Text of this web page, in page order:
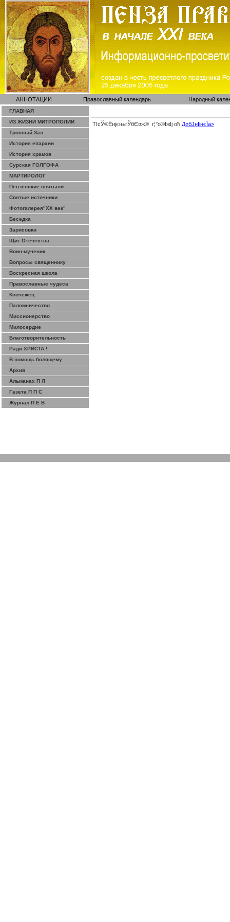
АННОТАЦИИ Православный календарь Народный
ГЛАВНАЯ
ИЗ ЖИЗНИ МИТРОПОЛИИ
Тронный Зал
История епархии
История храмов
Сурская ГОЛГОФА
МАРТИРОЛОГ
Пензенские святыни
Святые источники
Фотогалерея"ХХ век"
Беседка
Зарисовки
Щит Отечества
Воин-мученик
Вопросы священнику
Воскресная школа
Православные чудеса
Ковчежец
Паломничество
Миссионерство
Милосердие
Благотворительность
Ради ХРИСТА !
В помощь болящему
Архив
Альманах П Л
Газета П П С
Журнал П Е В
ТІсЎ®Ёнјєн±­гЎ­бЄ¤ж® г¦°о©ІжІј оћ Д«бЈ­нІінєЇa>